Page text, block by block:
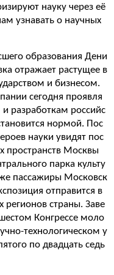
науку через её
узнавать о научных
образования Дени
отражает растущее в
и бизнесом.
сегодня проявля
разработкам российс
нормой. Пос
науки увидят пос
пространств Москвы
парка культу
пассажиры Московск
отправится в
регионов страны. Заве
Конгрессе моло
технологическом у
по двадцать седь